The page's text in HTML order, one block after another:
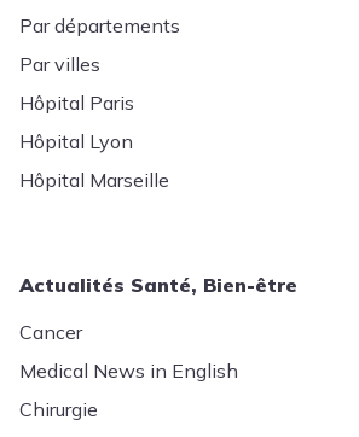
Par départements
Par villes
Hôpital Paris
Hôpital Lyon
Hôpital Marseille
Actualités Santé, Bien-être
Cancer
Medical News in English
Chirurgie